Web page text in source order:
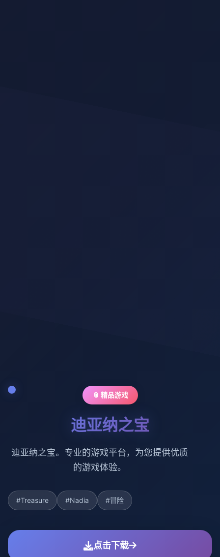
📎 精品游戏
迪亚纳之宝
迪亚纳之宝。专业的游戏平台，为您提供优质
的游戏体验。
#Treasure #Nadia #冒险
点击下载